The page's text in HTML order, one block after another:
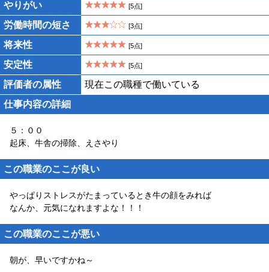
やりがい [5点]
労働時間の短さ [3点]
将来性 [5点]
安定性 [5点]
評価者の属性
現在この職種で働いている
仕事内容の詳細
５：００
起床、牛舎の掃除、えさやり
この職業のここが良い
やっぱりストレスがたまっているとき牛の顔をみれば
なんか、元気になれますよな！！！
この職業のここが悪い
朝が、早いですかね～